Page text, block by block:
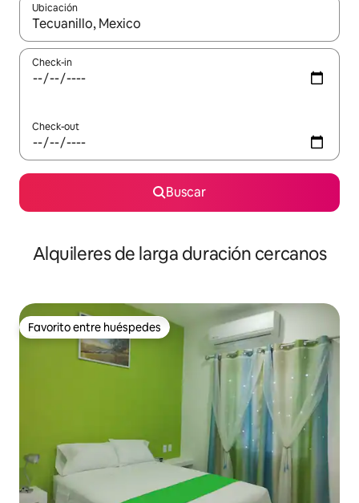
Ubicación
Cuando los resultados estén disponibles, navegá con las
Check-in
Check-out
Buscar
Alquileres de larga duración cercanos
Favorito entre huéspedes
Favorito entre huéspedes